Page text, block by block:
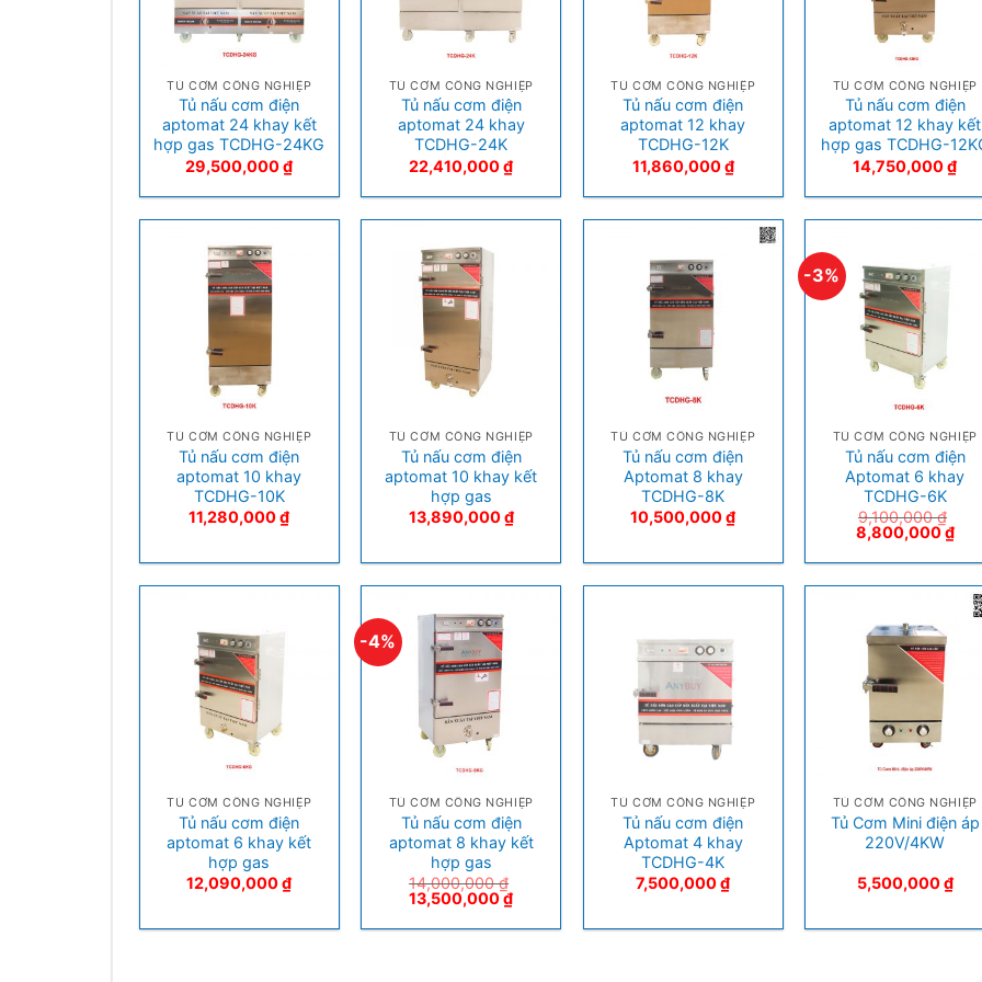
TỦ CƠM CÔNG NGHIỆP
Tủ nấu cơm điện
aptomat 24 khay kết
hợp gas TCDHG-24KG
29,500,000₫
TỦ CƠM CÔNG NGHIỆP
Tủ nấu cơm điện
aptomat 24 khay
TCDHG-24K
22,410,000₫
TỦ CƠM CÔNG NGHIỆP
Tủ nấu cơm điện
aptomat 12 khay
TCDHG-12K
11,860,000₫
TỦ CƠM CÔNG NGHIỆP
Tủ nấu cơm điện
aptomat 12 khay kết
hợp gas TCDHG-
14,750,000₫
TỦ CƠM CÔNG NGHIỆP
Tủ nấu cơm điện
aptomat 10 khay
TCDHG-10K
11,280,000₫
TỦ CƠM CÔNG NGHIỆP
Tủ nấu cơm điện
aptomat 10 khay kết
hợp gas
13,890,000₫
TỦ CƠM CÔNG NGHIỆP
Tủ nấu cơm điện
Aptomat 8 khay
TCDHG-8K
10,500,000₫
-3%
TỦ CƠM CÔNG NGHIỆP
Tủ nấu cơm điện
Aptomat 6 khay
TCDHG-6K
9,100,000₫
8,800,000₫
TỦ CƠM CÔNG NGHIỆP
Tủ nấu cơm điện
aptomat 6 khay kết
hợp gas
12,090,000₫
-4%
TỦ CƠM CÔNG NGHIỆP
Tủ nấu cơm điện
aptomat 8 khay kết
hợp gas
14,000,000₫
13,500,000₫
TỦ CƠM CÔNG NGHIỆP
Tủ nấu cơm điện
Aptomat 4 khay
TCDHG-4K
7,500,000₫
TỦ CƠM CÔNG NGHIỆP
Tủ Cơm Mini điện áp
220V/4KW
5,500,000₫